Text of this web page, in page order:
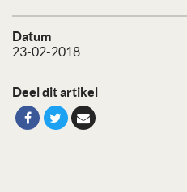
Datum
23-02-2018
Deel dit artikel